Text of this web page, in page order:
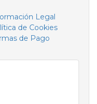
Legal
de Cookies
de Pago